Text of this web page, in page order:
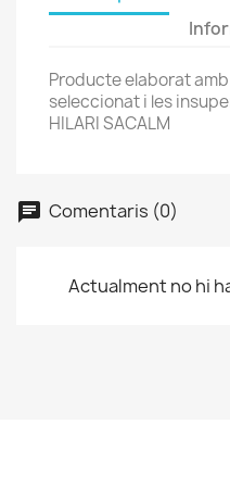
Producte elaborat
seleccionat i les
HILARI SACALM
chat Comentaris (0)
Actualment no hi